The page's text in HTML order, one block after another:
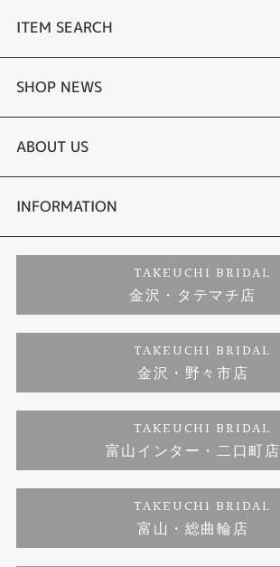
ITEM SEARCH
婚約指輪
結婚指輪
セットリング
婚約ネックレス
ダイヤモンド
ジュエリーリフォーム
SHOP NEWS
選ばれる理由まとめ
お客様の声
プロポーズサポート
ブランドリスト
福井指輪工房｜手作りペアリング
福井指輪工房｜手作り結婚指輪 and 婚約指輪
福井工房｜手作り婚約指輪プロポーズプラン
ABOUT US
会社概要
お客様の声
INFORMATION
プライバシーポリシー
TAKEUCHI BRIDAL
金沢・タテマチ店
TAKEUCHI BRIDAL
金沢・野々市店
TAKEUCHI BRIDAL
富山インター・二口町店
TAKEUCHI BRIDAL
富山・総曲輪店